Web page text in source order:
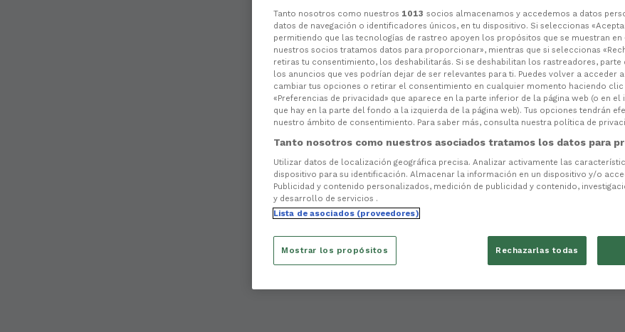
Tanto nosotros como nuestros 1013 socios almacenamos y accedemos a datos
datos de navegación o identificadores únicos, en tu dispositivo. Si seleccionas
permitiendo que las tecnologías de rastreo apoyen los propósitos que se muestran en
nuestros socios tratamos datos para proporcionar», mientras que si seleccionas
retiras tu consentimiento, los deshabilitarás. Si se deshabilitan los rastreadores, parte
los anuncios que ves podrían dejar de ser relevantes para ti. Puedes volver a acceder
cambiar tus opciones o retirar el consentimiento en cualquier momento haciendo clic
«Preferencias de privacidad» que aparece en la parte inferior de la página web (o en
que hay en la parte del fondo a la izquierda de la página web). Tus opciones tendrán
nuestro ámbito de consentimiento. Para saber más, consulta nuestra política de
Tanto nosotros como nuestros asociados tratamos los datos para
Utilizar datos de localización geográfica precisa. Analizar activamente las
dispositivo para su identificación. Almacenar la información en un dispositivo y/o
Publicidad y contenido personalizados, medición de publicidad y contenido,
y desarrollo de servicios .
Lista de asociados (proveedores)
Rechazarlas todas
Mostrar los propósitos